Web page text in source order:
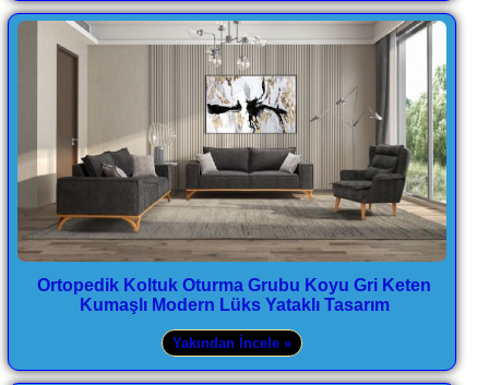
Ortopedik Koltuk Oturma Grubu Koyu Gri Keten
Kumaşlı Modern Lüks Yataklı Tasarım
Yakından İncele »